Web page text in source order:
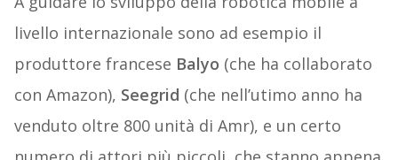
livello internazionale sono ad esempio il
produttore francese Balyo (che ha collaborato
con Amazon), Seegrid (che nell’utimo anno ha
venduto oltre 800 unità di Amr), e un certo